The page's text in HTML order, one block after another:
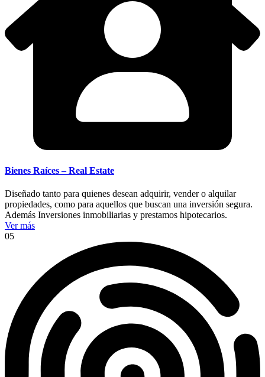
Bienes Raíces – Real Estate
Diseñado tanto para quienes desean adquirir, vender o alquilar
propiedades, como para aquellos que buscan una inversión segura.
Además Inversiones inmobiliarias y prestamos hipotecarios.
Ver más
05